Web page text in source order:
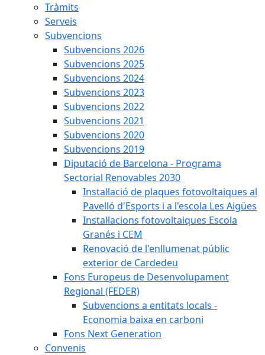
Tràmits
Serveis
Subvencions
Subvencions 2026
Subvencions 2025
Subvencions 2024
Subvencions 2023
Subvencions 2022
Subvencions 2021
Subvencions 2020
Subvencions 2019
Diputació de Barcelona - Programa
Sectorial Renovables 2030
Instal·lació de plaques fotovoltaiques al
Pavelló d'Esports i a l'escola Les Aigües
Instal·lacions fotovoltaiques Escola
Granés i CEM
Renovació de l'enllumenat públic
exterior de Cardedeu
Fons Europeus de Desenvolupament
Regional (FEDER)
Subvencions a entitats locals -
Economia baixa en carboni
Fons Next Generation
Convenis